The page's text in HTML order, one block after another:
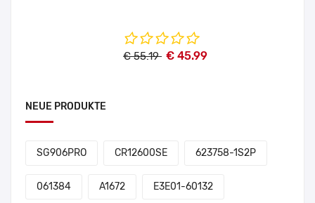
€ 55.19 € 45.99
NEUE PRODUKTE
SG906PRO CR12600SE 623758-1S2P
061384 A1672 E3E01-60132